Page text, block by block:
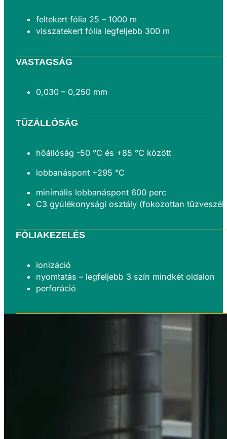
feltekert fólia 25 – 1000 m
visszatekert fólia legfeljebb 300 m
VASTAGSÁG
0,030 – 0,250 mm
TŰZÁLLÓSÁG
hőállóság -50 °C és +85 °C között
lobbanáspont +295 °C
minimális lobbanáspont 600 perc
C3 gyúlékonysági osztály (fokozottan
FÓLIAKEZELÉS
ionizáció
nyomtatás – legfeljebb 3 szín mindkét oldalon
perforáció